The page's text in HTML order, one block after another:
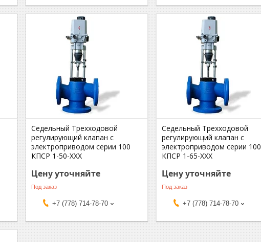
Седельный Трехходовой
регулирующий клапан с
электроприводом серии 100
КПСР 1-50-ХХХ
Цену уточняйте
Под заказ
+7 (778) 714-78-70
Седельный Трехходовой
регулирующий клапан с
электроприводом серии 100
КПСР 1-65-ХХХ
Цену уточняйте
Под заказ
+7 (778) 714-78-70